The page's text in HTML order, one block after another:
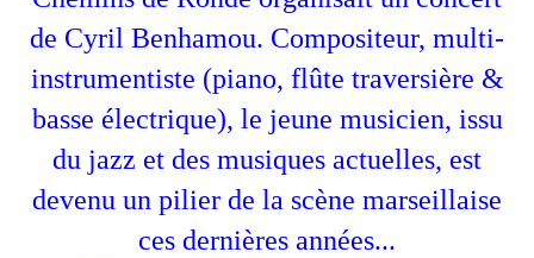
de Cyril Benhamou. Compositeur, multi-
instrumentiste (piano, flûte traversière &
basse électrique), le jeune musicien, issu
du jazz et des musiques actuelles, est
devenu un pilier de la scène marseillaise
ces dernières années...